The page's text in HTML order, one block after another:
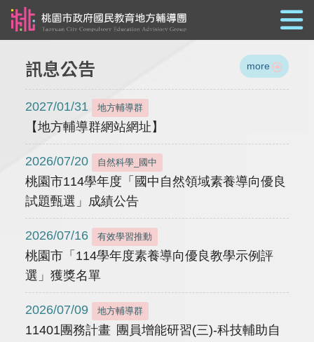
訊息公告 more
2027/01/31 地方輔導群
【地方輔導群網站網址】
2026/07/20 自然科學_國中
桃園市114學年度「國中自然領域素養導向優良
試題甄選」成績公告
2026/07/16 有效學習推動
桃園市「114學年度素養導向優良教學示例評
選」獲獎名單
2026/07/09 地方輔導群
11401團務計畫 團員增能研習(三)-科技輔助自